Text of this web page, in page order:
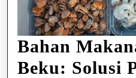
Bahan
Beku: Solusi